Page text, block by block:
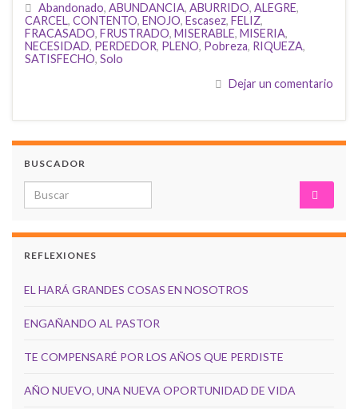
Abandonado, ABUNDANCIA, ABURRIDO, ALEGRE,
CARCEL, CONTENTO, ENOJO, Escasez, FELIZ,
FRACASADO, FRUSTRADO, MISERABLE, MISERIA,
NECESIDAD, PERDEDOR, PLENO, Pobreza, RIQUEZA,
SATISFECHO, Solo
Dejar un comentario
BUSCADOR
Search for:
REFLEXIONES
EL HARÁ GRANDES COSAS EN NOSOTROS
ENGAÑANDO AL PASTOR
TE COMPENSARÉ POR LOS AÑOS QUE PERDISTE
AÑO NUEVO, UNA NUEVA OPORTUNIDAD DE VIDA